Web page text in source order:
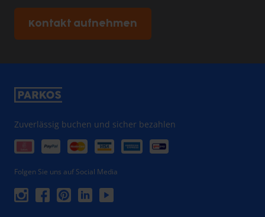
Kontakt aufnehmen
Zuverlässig buchen und sicher bezahlen
Folgen Sie uns auf Social Media